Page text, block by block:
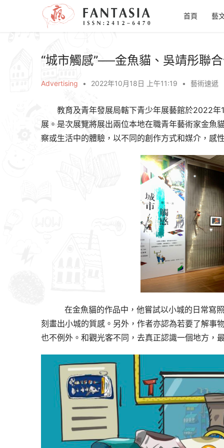
首頁 藝
“城市觸感”──金魚貓、吳靖彤聯
Advertising • 2022年10月18日 上午11:19 • 藝術速遞
教育及青年發展局轄下青少年展藝館於2022
展。是次展覽將展出兩位本地在職青年藝術家金魚
察或生活中的體驗，以不同的創作方式和媒介，感
在金魚貓的作品中，他嘗試以小城的日常寫
刻畫出小城的質感。另外，作者亦認為若要了解事
也不例外。和觀光客不同，去真正認識一個地方，